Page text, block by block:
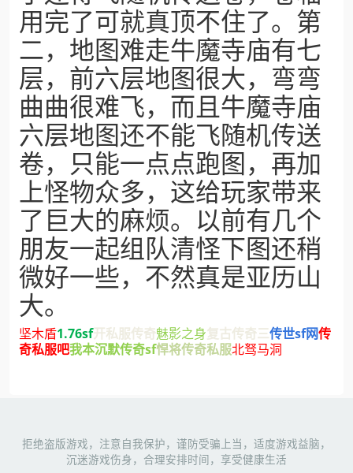
用完了可就真顶不住了。第
二，地图难走牛魔寺庙有七
层，前六层地图很大，弯弯
曲曲很难飞，而且牛魔寺庙
六层地图还不能飞随机传送
卷，只能一点点跑图，再加
上怪物众多，这给玩家带来
了巨大的麻烦。以前有几个
朋友一起组队清怪下图还稍
微好一些，不然真是亚历山
大。
坚木盾1.76sf开私服传奇魅影之身复古传奇三传世sf网传
奇私服吧我本沉默传奇sf悍将传奇私服北驽马洞
拒绝盗版游戏，注意自我保护，谨防受骗上当，适度游戏益脑，
沉迷游戏伤身，合理安排时间，享受健康生活